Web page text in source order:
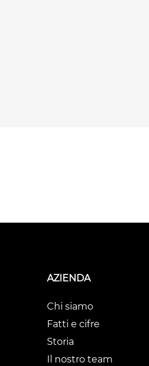
AZIENDA
Chi siamo
Fatti e cifre
Storia
Il nostro team